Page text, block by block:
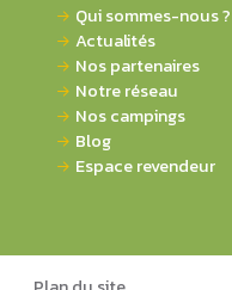
Qui sommes-nous ?
Actualités
Nos partenaires
Notre réseau
Nos campings
Blog
Espace revendeur